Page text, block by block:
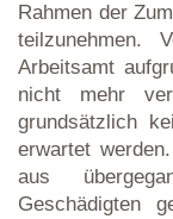
Rahmen der
teilzunehmen.
Arbeitsamt
nicht mehr
grundsätzlich
erwartet
aus
Geschädigten